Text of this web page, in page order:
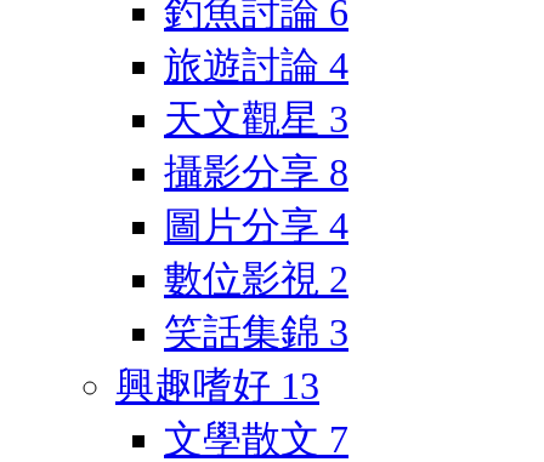
釣魚討論 6
旅遊討論 4
天文觀星 3
攝影分享 8
圖片分享 4
數位影視 2
笑話集錦 3
興趣嗜好 13
文學散文 7